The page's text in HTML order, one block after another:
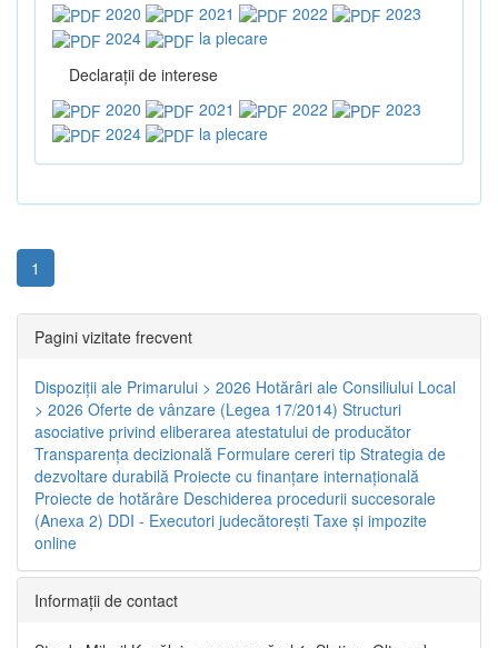
2020
2021 2022
2023
2024
la plecare
Declaraţii de interese
2020
2021 2022
2023
2024
la plecare
1
Pagini vizitate frecvent
Dispoziţii ale Primarului > 2026 Hotărâri ale Consiliului Local
> 2026 Oferte de vânzare (Legea 17/2014) Structuri
asociative privind eliberarea atestatului de producător
Transparenţa decizională Formulare cereri tip Strategia de
dezvoltare durabilă Proiecte cu finanţare internaţională
Proiecte de hotărâre Deschiderea procedurii succesorale
(Anexa 2) DDI - Executori judecătorești Taxe şi impozite
online
Informaţii de contact